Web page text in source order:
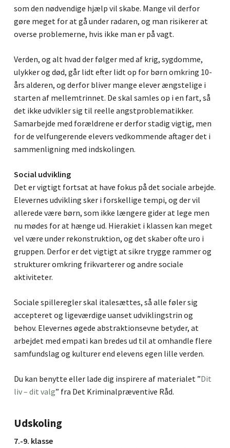
som den nødvendige hjælp vil skabe. Mange vil derfor
gøre meget for at gå under radaren, og man risikerer at
overse problemerne, hvis ikke man er på vagt.
Verden, og alt hvad der følger med af krig, sygdomme,
ulykker og død, går lidt efter lidt op for børn omkring 10-
års alderen, og derfor bliver mange elever ængstelige i
starten af mellemtrinnet. De skal samles op i en fart, så
det ikke udvikler sig til reelle angstproblematikker.
Samarbejde med forældrene er derfor stadig vigtig, men
for de velfungerende elevers vedkommende aftager det i
sammenligning med indskolingen.
Social udvikling
Det er vigtigt fortsat at have fokus på det sociale arbejde.
Elevernes udvikling sker i forskellige tempi, og der vil
allerede være børn, som ikke længere gider at lege men
nu mødes for at hænge ud. Hierakiet i klassen kan meget
vel være under rekonstruktion, og det skaber ofte uro i
gruppen. Derfor er det vigtigt at sikre trygge rammer og
strukturer omkring frikvarterer og andre sociale
aktiviteter.
Sociale spilleregler skal italesættes, så alle føler sig
accepteret og ligeværdige uanset udviklingstrin og
behov. Elevernes øgede abstraktionsevne betyder, at
arbejdet med empati kan bredes ud til at omhandle flere
samfundslag og kulturer end elevens egen lille verden.
Du kan benytte eller lade dig inspirere af materialet ”Dit
liv – dit valg” fra Det Kriminalpræventive Råd.
Udskoling
7.-9. klasse